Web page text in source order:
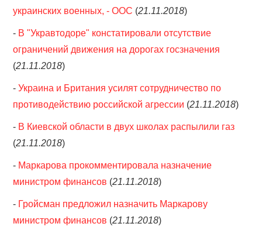
украинских военных, - ООС (21.11.2018)
- В "Укравтодоре" констатировали отсутствие
ограничений движения на дорогах госзначения
(21.11.2018)
-Украина и Британия усилят сотрудничество по
противодействию российской агрессии (21.11.2018)
- В Киевской области в двух школах распылили газ
(21.11.2018)
- Маркарова прокомментировала назначение
министром финансов (21.11.2018)
- Гройсман предложил назначить Маркарову
министром финансов (21.11.2018)